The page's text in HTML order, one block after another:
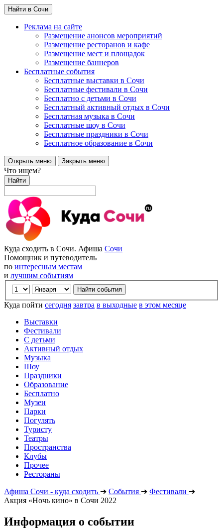
Найти в Сочи
Реклама на сайте
Размещение анонсов мероприятий
Размещение ресторанов и кафе
Размещение мест и площадок
Размещение баннеров
Бесплатные события
Бесплатные выставки в Сочи
Бесплатные фестивали в Сочи
Бесплатно с детьми в Сочи
Бесплатный активный отдых в Сочи
Бесплатная музыка в Сочи
Бесплатные шоу в Сочи
Бесплатные праздники в Сочи
Бесплатное образование в Сочи
Открыть меню Закрыть меню
Что ищем?
Найти
Куда сходить в Сочи. Афиша Сочи
Помощник и путеводитель
по интересным местам
и лучшим событиям
Куда пойти сегодня завтра в выходные в этом месяце
Выставки
Фестивали
С детьми
Активный отдых
Музыка
Шоу
Праздники
Образование
Бесплатно
Музеи
Парки
Погулять
Туристу
Театры
Пространства
Клубы
Прочее
Рестораны
Афиша Сочи - куда сходить ➔ События ➔ Фестивали ➔
Акция «Ночь кино» в Сочи 2022
Информация о событии